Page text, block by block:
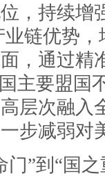
，持续增
链优势
，通过精
主要盟国
层次融入
步减弱对
”到“国之